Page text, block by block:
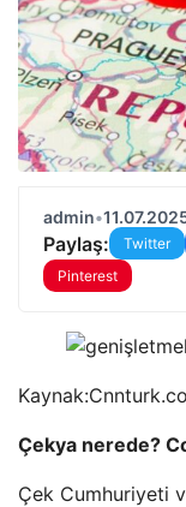
admin•
Paylaş: Twitter
Pinterest
Kaynak:
Çekya nerede?
Çek Cumhuriyeti